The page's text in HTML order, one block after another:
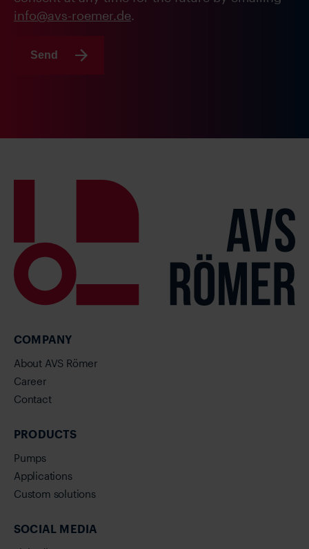
info@avs-roemer.de.
Send
COMPANY
About AVS Römer
Career
Contact
PRODUCTS
Pumps
Applications
Custom solutions
SOCIAL MEDIA